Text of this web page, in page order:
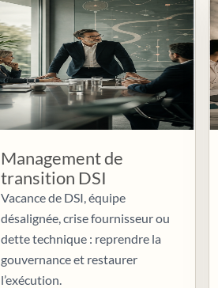
Management de
transition DSI
Vacance de DSI, équipe
désalignée, crise fournisseur ou
dette technique : reprendre la
gouvernance et restaurer
l’exécution.